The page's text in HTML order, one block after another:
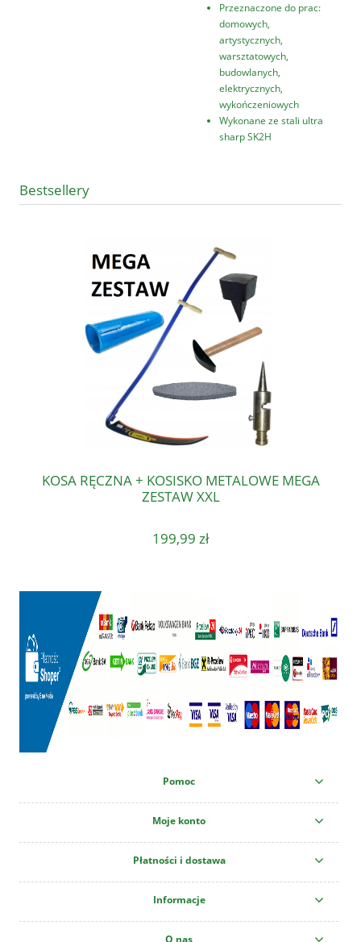
Przeznaczone do prac:
domowych,
artystycznych,
warsztatowych,
budowlanych,
elektrycznych,
wykończeniowych
Wykonane ze stali ultra
sharp SK2H
Bestsellery
KOSA RĘCZNA + KOSISKO METALOWE MEGA
ZESTAW XXL
199,99 zł
Pomoc
Moje konto
Płatności i dostawa
Informacje
O nas